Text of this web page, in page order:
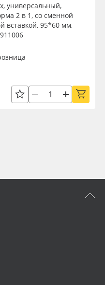
универсальный,
2 в 1, со сменной
вставкой, 95*60 мм,